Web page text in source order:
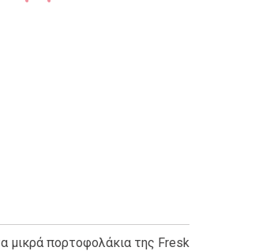
μικρά πορτοφολάκια της Fresk